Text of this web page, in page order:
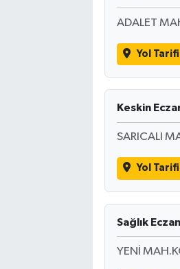
ADALET
Yol Tarifi
Keskin
SARICALI
Yol Tarifi
Sağlık
YENİ